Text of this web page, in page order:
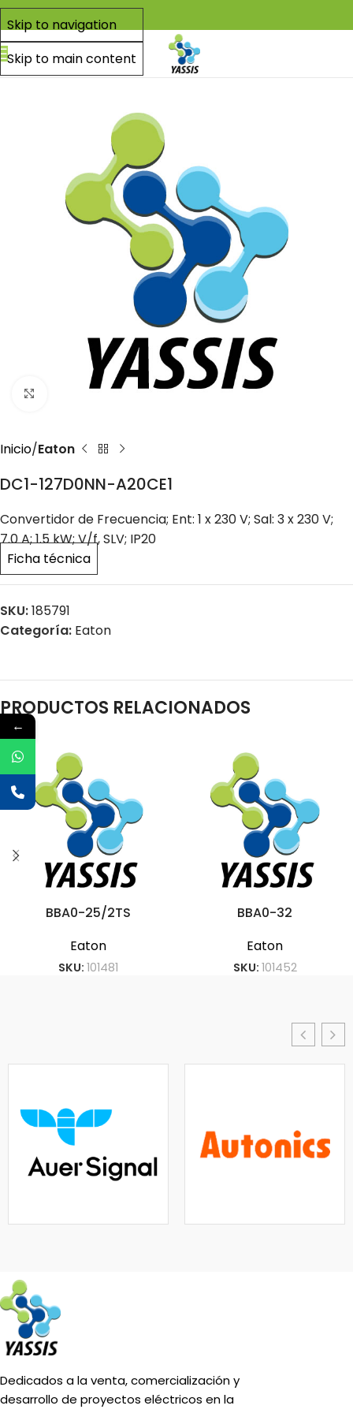
Skip to navigation
Skip to main content
Click to enlarge
Inicio Eaton
DC1-127D0NN-A20CE1
Convertidor de Frecuencia; Ent: 1 x 230 V; Sal: 3 x 230 V;
7.0 A; 1.5 kW; V/f, SLV; IP20
Ficha técnica
SKU:185791
Categoría: Eaton
PRODUCTOS RELACIONADOS
BBA0-25/2TS
Eaton
SKU: 101481
BBA0-32
Eaton
SKU: 101452
Dedicados a la venta, comercialización y
desarrollo de proyectos eléctricos en la
←